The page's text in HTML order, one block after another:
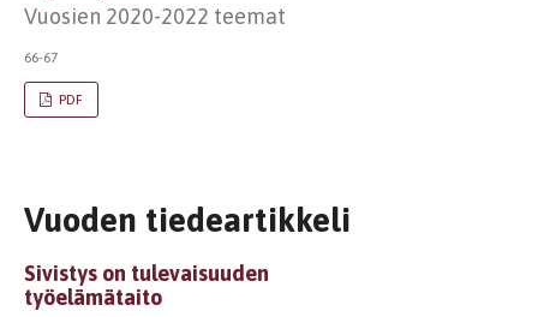
Vuosien 2020-2022 teemat
66-67
PDF
Vuoden tiedeartikkeli
Sivistys on tulevaisuuden
työelämätaito